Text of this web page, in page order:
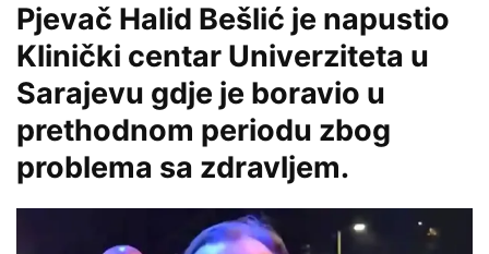
Pjevač Halid Bešlić je napustio
Klinički centar Univerziteta u
Sarajevu gdje je boravio u
prethodnom periodu zbog
problema sa zdravljem.